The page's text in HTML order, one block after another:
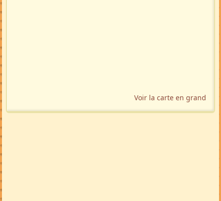
Voir la carte en grand